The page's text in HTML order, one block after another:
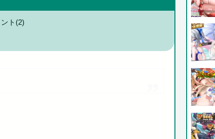
by livedoor 相互RSS
ト(2)